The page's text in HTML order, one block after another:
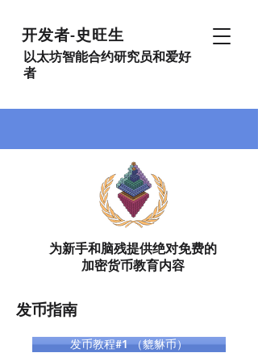
开发者-史旺生
以太坊智能合约研究员和爱好
者
为新手和脑残提供绝对免费的
加密货币教育内容
发币指南
发币教程#1 （貔貅币）